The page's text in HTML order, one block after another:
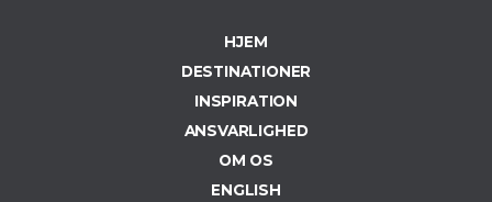
HJEM
DESTINATIONER
INSPIRATION
ANSVARLIGHED
OM OS
ENGLISH